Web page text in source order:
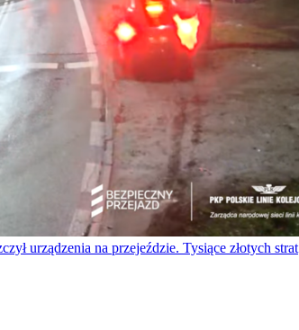
urządzenia na przejeździe. Tysiące złotych strat